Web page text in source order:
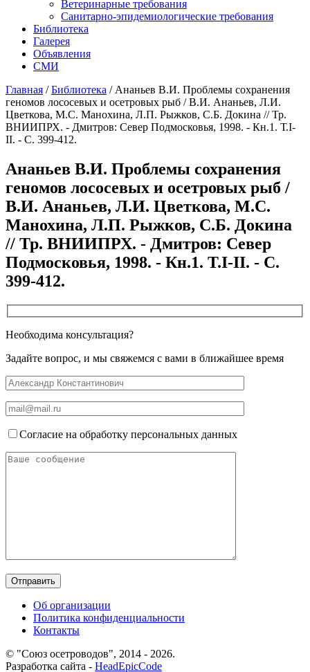
Ветеринарные требования
Санитарно-эпидемиологические требования
Библиотека
Галерея
Объявления
СМИ
Главная /Библиотека / Ананьев В.И. Проблемы сохранения
геномов лососевых и осетровых рыб / В.И. Ананьев, Л.И.
Цветкова, М.С. Манохина, Л.П. Рыжков, С.Б. Докина // Тр.
ВНИИПРХ. - Дмитров: Север Подмосковья, 1998. - Кн.1. Т.I-
II. - C. 399-412.
Ананьев В.И. Проблемы сохранения
геномов лососевых и осетровых рыб /
В.И. Ананьев, Л.И. Цветкова, М.С.
Манохина, Л.П. Рыжков, С.Б. Докина
// Тр. ВНИИПРХ. - Дмитров: Север
Подмосковья, 1998. - Кн.1. Т.I-II. - C.
399-412.
Необходима консультация?
Задайте вопрос, и мы свяжемся с вами в ближайшее время
Согласие на обработку персональных данных
Об организации
Политика конфиденциальности
Контакты
© "Союз осетроводов", 2014 - 2026.
Разработка сайта - HeadEpicCode